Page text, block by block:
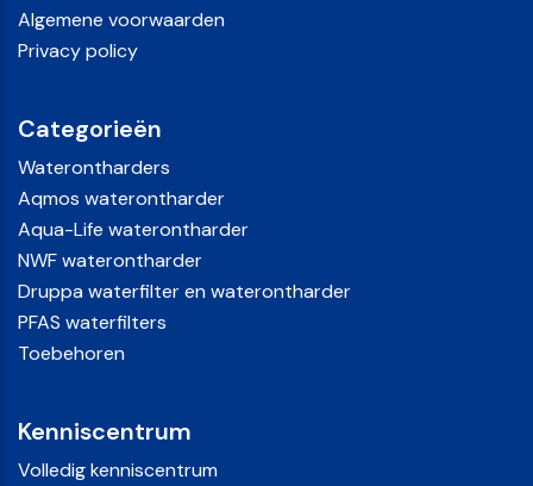
Algemene voorwaarden
Privacy policy
Categorieën
Waterontharders
Aqmos waterontharder
Aqua-Life waterontharder
NWF waterontharder
Druppa waterfilter en waterontharder
PFAS waterfilters
Toebehoren
Kenniscentrum
Volledig kenniscentrum